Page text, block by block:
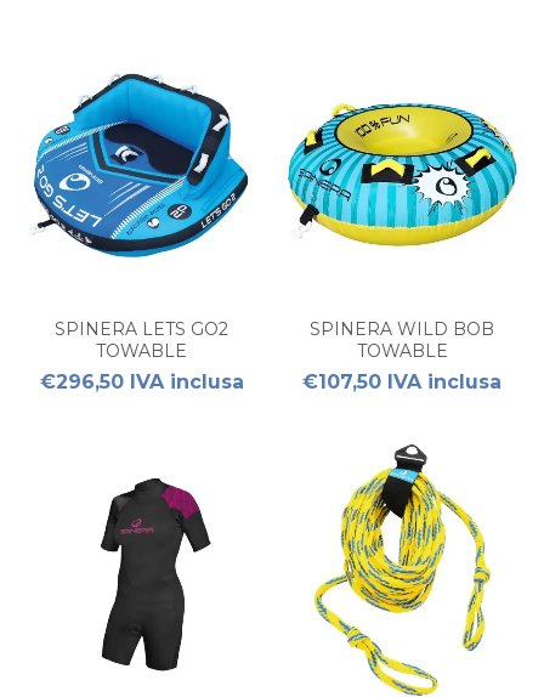
SPINERA LETS GO2
TOWABLE
€296,50 IVA inclusa
SPINERA WILD BOB
TOWABLE
€107,50 IVA inclusa